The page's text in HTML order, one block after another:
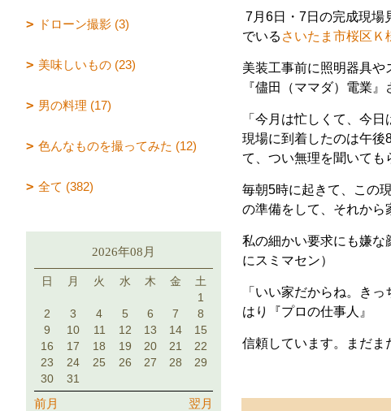
7月6日・7日の完成現場
でいる さいたま市桜区Ｋ
美装工事前に照明器具
『儘田（ママダ）電業』
「今月は忙しくて、今
現場に到着したのは午後
て、つい無理を聞いても
毎朝5時に起きて、この
の準備をして、それから
私の細かい要求にも嫌な
にスミマセン）
「いい家だからね。き
はり『プロの仕事人』
信頼しています。まだ
ドローン撮影 (3)
美味しいもの (23)
男の料理 (17)
色んなものを撮ってみた (12)
全て (382)
2026年08月
日 月 火 水 木 金
土
1
2
3 4 5 6 7
8
9
10 11 12 13 14
15
16
17 18 19 20 21
22
23
24 25 26 27 28
29
30
31
前月 翌月